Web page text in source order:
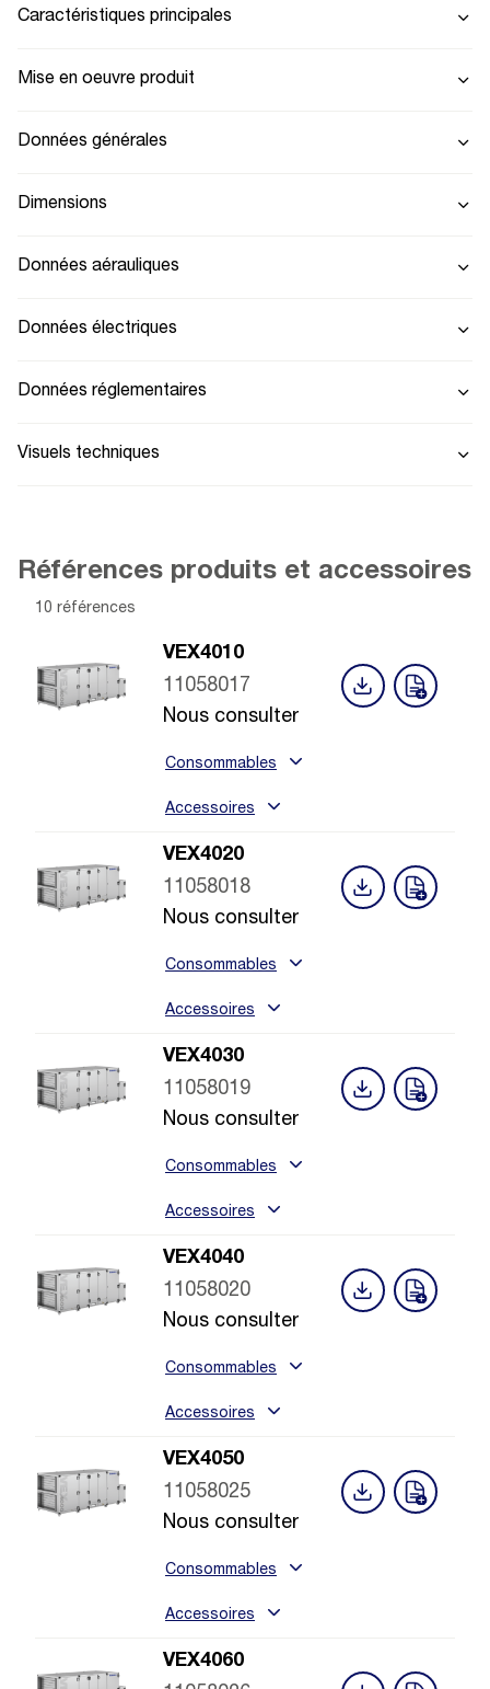
Caractéristiques principales
Mise en oeuvre produit
Données générales
Dimensions
Données aérauliques
Données électriques
Données réglementaires
Visuels techniques
Références produits et accessoires
10 références
VEX4010
11058017
Nous consulter
Consommables
Accessoires
VEX4020
11058018
Nous consulter
Consommables
Accessoires
VEX4030
11058019
Nous consulter
Consommables
Accessoires
VEX4040
11058020
Nous consulter
Consommables
Accessoires
VEX4050
11058025
Nous consulter
Consommables
Accessoires
VEX4060